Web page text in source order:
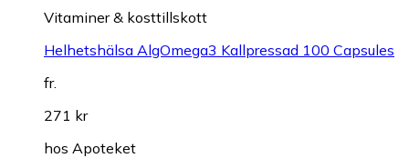
Vitaminer & kosttillskott
Helhetshälsa AlgOmega3 Kallpressad 100 Capsules
fr.
271 kr
hos Apoteket